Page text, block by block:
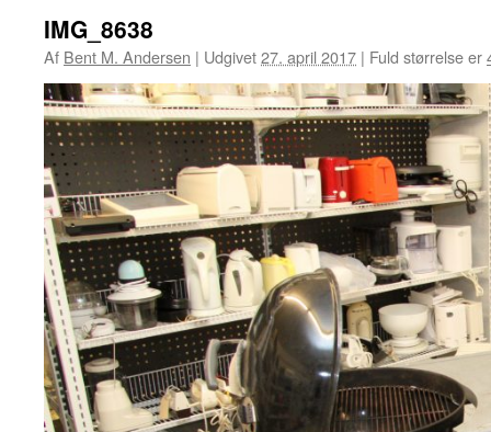
IMG_8638
Af Bent M. Andersen | Udgivet27. april 2017 | Fuld størrelse er